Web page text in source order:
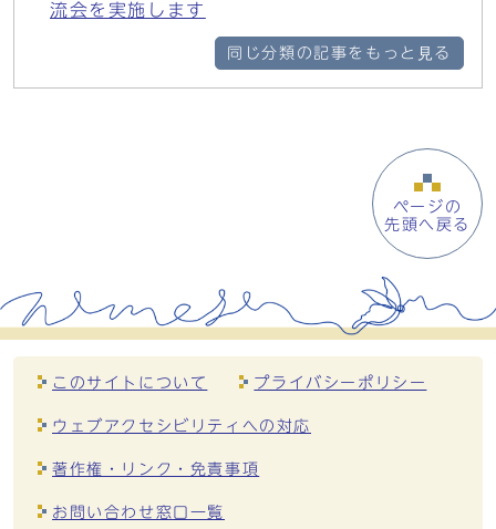
流会を実施します
同じ分類の記事をもっと見る
ページの
先頭へ戻る
このサイトについて プライバシーポリシー
ウェブアクセシビリティへの対応
著作権・リンク・免責事項
お問い合わせ窓口一覧